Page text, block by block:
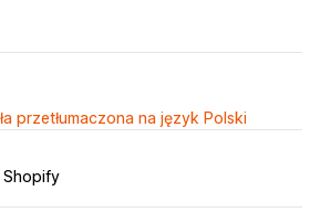
przetłumaczona na język Polski
Shopify